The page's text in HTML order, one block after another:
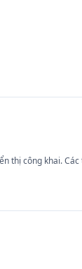
thị công khai.